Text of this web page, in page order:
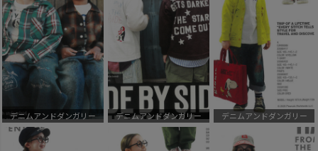
デニムアンドダンガリー デニムアンドダンガリー デニムアンドダンガリー